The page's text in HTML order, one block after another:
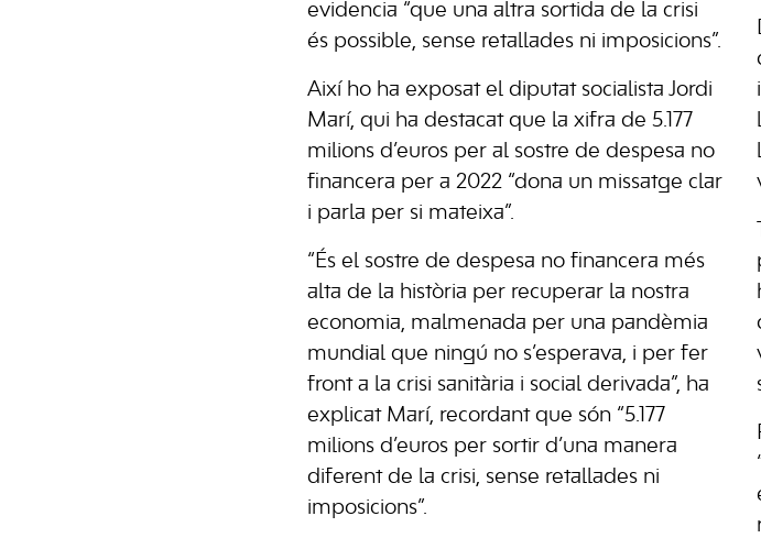
evidencia “que una altra sortida de la crisi
és possible, sense retallades ni imposicions”.
Així ho ha exposat el diputat socialista Jordi
Marí, qui ha destacat que la xifra de 5.177
milions d’euros per al sostre de despesa no
financera per a 2022 “dona un missatge clar
i parla per si mateixa”.
“És el sostre de despesa no financera més
alta de la història per recuperar la nostra
economia, malmenada per una pandèmia
mundial que ningú no s’esperava, i per fer
front a la crisi sanitària i social derivada”, ha
explicat Marí, recordant que són “5.177
milions d’euros per sortir d’una manera
diferent de la crisi, sense retallades ni
imposicions”.